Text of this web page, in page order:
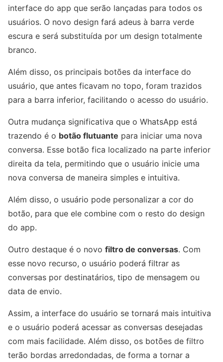
interface do app que serão lançadas para todos os
usuários. O novo design fará adeus à barra verde
escura e será substituída por um design totalmente
branco.
Além disso, os principais botões da interface do
usuário, que antes ficavam no topo, foram trazidos
para a barra inferior, facilitando o acesso do usuário.
Outra mudança significativa que o WhatsApp está
trazendo é o botão flutuante para iniciar uma nova
conversa. Esse botão fica localizado na parte inferior
direita da tela, permitindo que o usuário inicie uma
nova conversa de maneira simples e intuitiva.
Além disso, o usuário pode personalizar a cor do
botão, para que ele combine com o resto do design
do app.
Outro destaque é o novo filtro de conversas. Com
esse novo recurso, o usuário poderá filtrar as
conversas por destinatários, tipo de mensagem ou
data de envio.
Assim, a interface do usuário se tornará mais intuitiva
e o usuário poderá acessar as conversas desejadas
com mais facilidade. Além disso, os botões de filtro
terão bordas arredondadas, de forma a tornar a